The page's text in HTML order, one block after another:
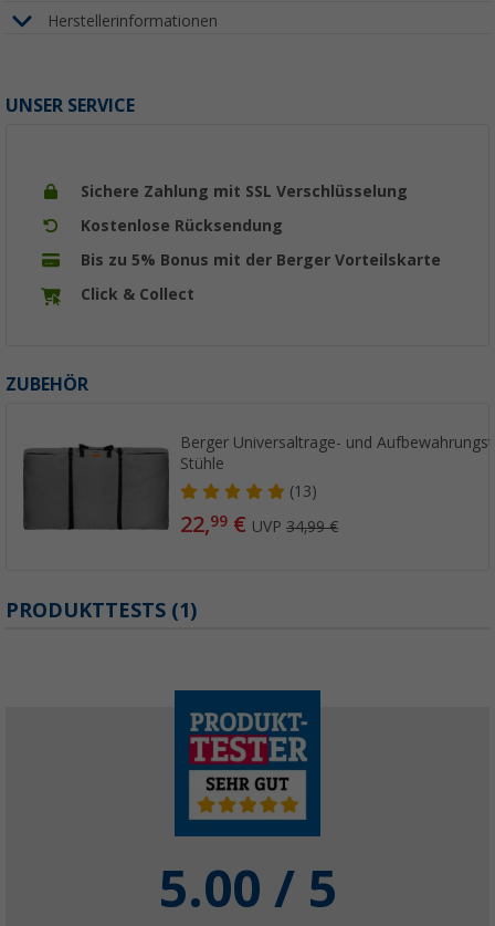
Herstellerinformationen
UNSER SERVICE
Sichere Zahlung mit SSL Verschlüsselung
Kostenlose Rücksendung
Bis zu 5% Bonus mit der Berger Vorteilskarte
Click & Collect
ZUBEHÖR
Berger Universaltrage- und
Stühle
(13)
22,99 € UVP34,99 €
PRODUKTTESTS (1)
5.00 / 5